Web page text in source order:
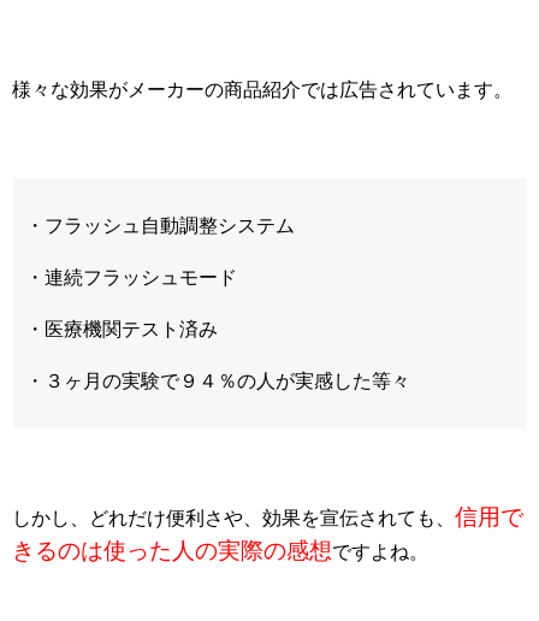
様々な効果がメーカーの商品紹介では広告されています。
・フラッシュ自動調整システム
・連続フラッシュモード
・医療機関テスト済み
・３ヶ月の実験で９４％の人が実感した等々
しかし、どれだけ便利さや、効果を宣伝されても、 信用で
きるのは使った人の実際の感想ですよね。